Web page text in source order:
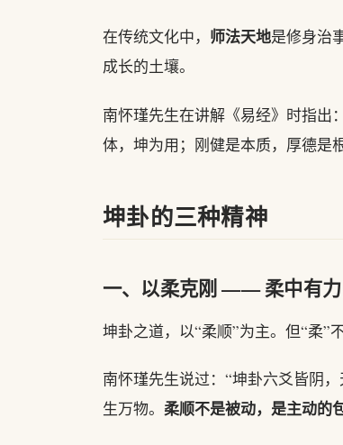
在传统文化中， 师法天地是修身治
成长的土壤。
南怀瑾先生在讲解《易经》时指
体，坤为用；刚健是本质，厚德是
坤卦的三种精神
一、以柔克刚 —— 柔中有
坤卦之道，以“柔顺”为主。但“柔”
南怀瑾先生说过：“坤卦六爻皆阴
生万物。 柔顺不是被动，是主动的